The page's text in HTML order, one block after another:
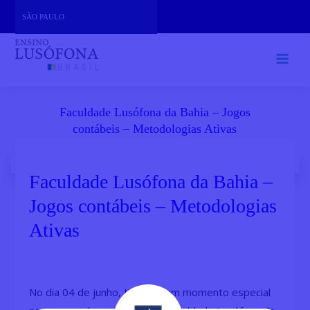
content
SÃO PAULO
Faculdade Lusófona da Bahia – Jogos
contábeis – Metodologias Ativas
Faculdade Lusófona da Bahia –
Jogos contábeis – Metodologias
Ativas
No dia 04 de junho, tivemos um momento especial